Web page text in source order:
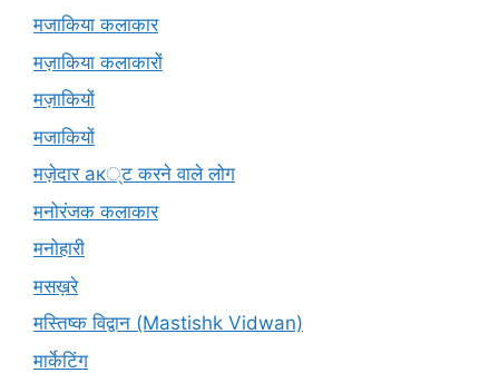
मजाकिया कलाकार
मज़ाकिया कलाकारों
मज़ाकियों
मजाकियों
मज़ेदार ак्ट करने वाले लोग
मनोरंजक कलाकार
मनोहारी
मसख़रे
मस्तिष्क विद्वान (Mastishk Vidwan)
मार्केटिंग